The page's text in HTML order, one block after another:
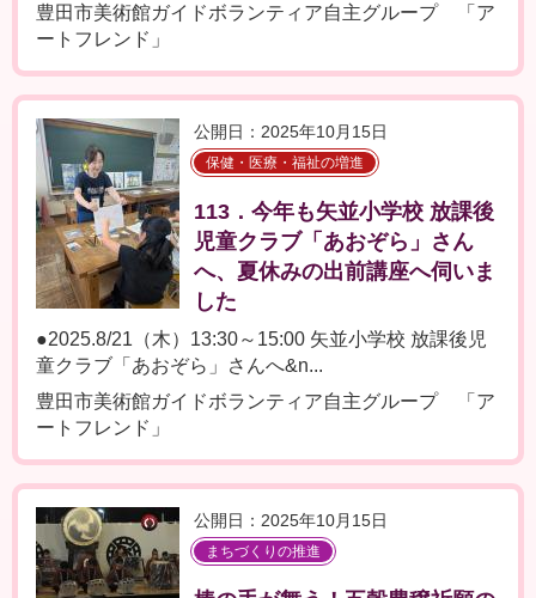
豊田市美術館ガイドボランティア自主グループ 「ア
ートフレンド」
公開日：2025年10月15日
保健・医療・福祉の増進
113．今年も矢並小学校 放課後
児童クラブ「あおぞら」さん
へ、夏休みの出前講座へ伺いま
した
●2025.8/21（木）13:30～15:00 矢並小学校 放課後児
童クラブ「あおぞら」さんへ&n...
豊田市美術館ガイドボランティア自主グループ 「ア
ートフレンド」
公開日：2025年10月15日
まちづくりの推進